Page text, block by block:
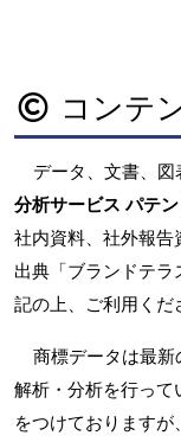
コンテ
データ、文書、
分析サービス パテ
社内資料、社外報
出典「ブランドテラ
記の上、ご利用くだ
商標データは最新
解析・分析を行っ
をつけております